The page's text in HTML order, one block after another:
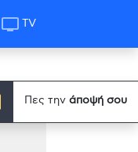
tv TV
Πες την άποψή σου